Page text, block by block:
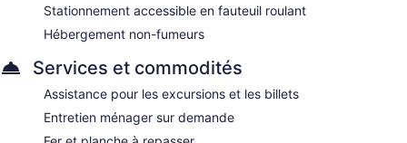
Stationnement accessible en fauteuil roulant
Hébergement non-fumeurs
Services et commodités
Assistance pour les excursions et les billets
Entretien ménager sur demande